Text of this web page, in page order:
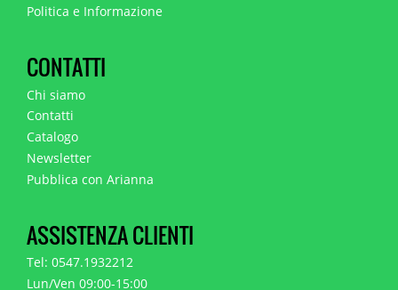
Politica e Informazione
CONTATTI
Chi siamo
Contatti
Catalogo
Newsletter
Pubblica con Arianna
ASSISTENZA CLIENTI
Tel: 0547.1932212
Lun/Ven 09:00-15:00